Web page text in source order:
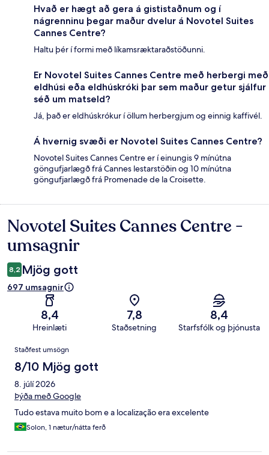
Hvað er hægt að gera á gististaðnum og í
nágrenninu þegar maður dvelur á Novotel Suites
Cannes Centre?
Haltu þér í formi með líkamsræktaraðstöðunni.
Er Novotel Suites Cannes Centre með herbergi með
eldhúsi eða eldhúskróki þar sem maður getur sjálfur
séð um matseld?
Já, það er eldhúskrókur í öllum herbergjum og einnig kaffivél.
Á hvernig svæði er Novotel Suites Cannes Centre?
Novotel Suites Cannes Centre er í einungis 9 mínútna
göngufjarlægð frá Cannes lestarstöðin og 10 mínútna
göngufjarlægð frá Promenade de la Croisette.
Umsagnir
Novotel Suites Cannes Centre -
umsagnir
8,2 Mjög gott
697 umsagnir
8,4
Hreinlæti
7,8
Staðsetning
8,4
Starfsfólk og þjónusta
Umsagnir
Staðfest umsögn
8/10 Mjög gott
8. júlí 2026
Þýða með Google
Tudo estava muito bom e a localização era excelente
Solon, 1 nætur/nátta ferð